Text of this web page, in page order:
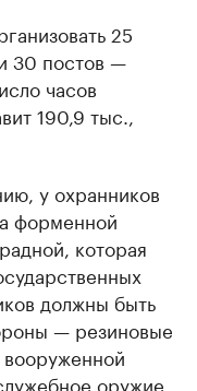
25
30 постов —
часов
190,9 тыс.,
у охранников
форменной
которая
должны быть
— резиновые
вооруженной
оружие.